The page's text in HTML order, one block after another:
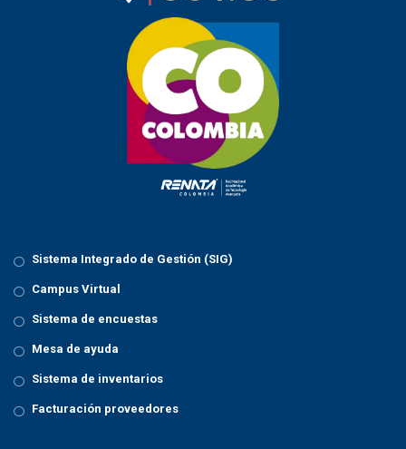
Sistema Integrado de Gestión (SIG)
Campus Virtual
Sistema de encuestas
Mesa de ayuda
Sistema de inventarios
Facturación proveedores